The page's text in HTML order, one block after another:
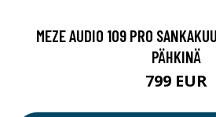
MEZE AUDIO 109 PRO
PÄHKINÄ
799 EUR